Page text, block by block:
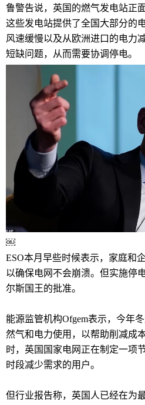
鲁警告说，英国的燃气发电站正
这些发电站提供了全国大部分的
风速缓慢以及从欧洲进口的电力
短缺问题，从而需要协调停电。
￼
ESO本月早些时候表示，家庭和
以确保电网不会崩溃。但实施停
尔斯国王的批准。
能源监管机构Ofgem表示，今年
然气和电力使用，以帮助削减成
时，英国国家电网正在制定一项
时段减少需求的用户。
但行业报告称，英国人已经在为